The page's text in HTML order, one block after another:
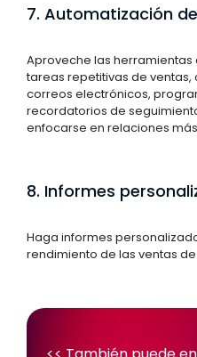
7. Automatización
Aproveche las
tareas repetitivas de
correos electrónicos,
recordatorios de
enfocarse en relaciones
8. Informes
Haga informes
rendimiento de las ventas